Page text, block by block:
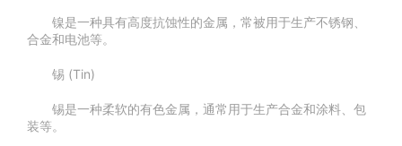
镍是一种具有高度抗蚀性的金属，常被用于生产不锈钢、
合金和电池等。
锡 (Tin)
锡是一种柔软的有色金属，通常用于生产合金和涂料、包
装等。